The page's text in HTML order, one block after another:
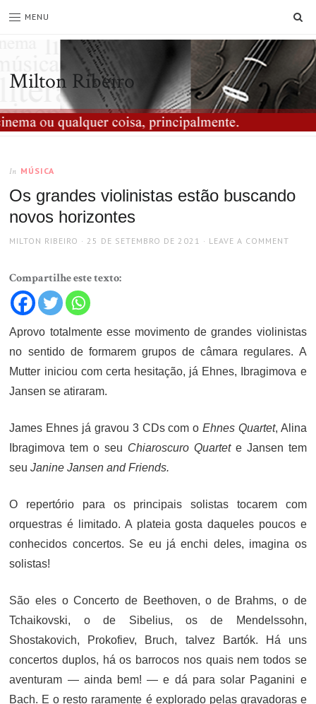
MENU
Milton Ribeiro
In MÚSICA
Os grandes violinistas estão buscando
novos horizontes
AUTHOR
MILTON RIBEIRO
POSTED
25 DE SETEMBRO DE 2021 LEAVE A COMMENT
Compartilhe este texto:
Aprovo totalmente esse movimento de grandes violinistas
no sentido de formarem grupos de câmara regulares. A
Mutter iniciou com certa hesitação, já Ehnes, Ibragimova e
Jansen se atiraram.
James Ehnes já gravou 3 CDs com o Ehnes Quartet, Alina
Ibragimova tem o seu Chiaroscuro Quartete Jansen tem
seuJanine Jansen and Friends.
O repertório para os principais solistas tocarem com
orquestras é limitado. A plateia gosta daqueles poucos e
conhecidos concertos. Se eu já enchi deles, imagina os
solistas!
São eles o Concerto de Beethoven, o de Brahms, o de
Tchaikovski, o de Sibelius, os de Mendelssohn,
Shostakovich, Prokofiev, Bruch, talvez Bartók. Há uns
concertos duplos, há os barrocos nos quais nem todos se
aventuram — ainda bem! — e dá para solar Paganini e
Bach. E o resto raramente é explorado pelas gravadoras e